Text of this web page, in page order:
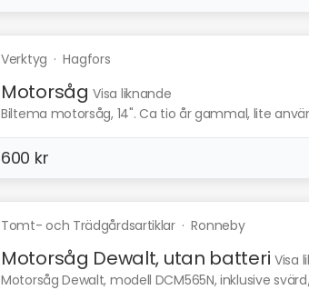
Verktyg ·Hagfors
Motorsåg Visa liknande
Biltema motorsåg, 14". Ca tio år gammal, lite
600 kr
Tomt- och Trädgårdsartiklar·Ronneby
Motorsåg Dewalt, utan batteri Visa
Motorsåg Dewalt, modell DCM565N, inklusive